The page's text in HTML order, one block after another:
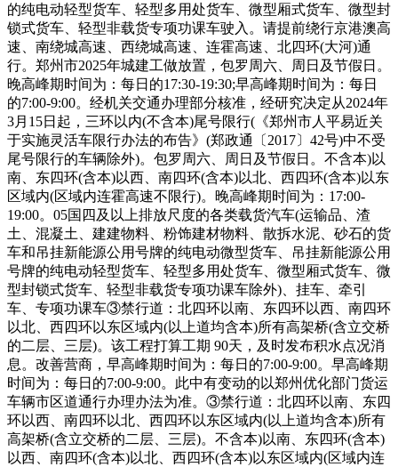
的纯电动轻型货车、轻型多用处货车、微型厢式货车、微型封
锁式货车、轻型非载货专项功课车驶入。请提前绕行京港澳高
速、南绕城高速、西绕城高速、连霍高速、北四环(大河)通
行。郑州市2025年城建工做放置，包罗周六、周日及节假日。
晚高峰期时间为：每日的17:30-19:30;早高峰期时间为：每日
的7:00-9:00。经机关交通办理部分核准，经研究决定从2024年
3月15日起，三环以内(不含本)尾号限行(《郑州市人平易近关
于实施灵活车限行办法的布告》(郑政通〔2017〕42号)中不受
尾号限行的车辆除外)。包罗周六、周日及节假日。不含本)以
南、东四环(含本)以西、南四环(含本)以北、西四环(含本)以东
区域内(区域内连霍高速不限行)。晚高峰期时间为：17:00-
19:00。05国四及以上排放尺度的各类载货汽车(运输品、渣
土、混凝土、建建物料、粉饰建材物料、散拆水泥、砂石的货
车和吊挂新能源公用号牌的纯电动微型货车、吊挂新能源公用
号牌的纯电动轻型货车、轻型多用处货车、微型厢式货车、微
型封锁式货车、轻型非载货专项功课车除外)、挂车、牵引
车、专项功课车③禁行道：北四环以南、东四环以西、南四环
以北、西四环以东区域内(以上道均含本)所有高架桥(含立交桥
的二层、三层)。该工程打算工期 90天，及时发布积水点况消
息。改善营商，早高峰期时间为：每日的7:00-9:00。早高峰期
时间为：每日的7:00-9:00。此中有变动的以郑州优化部门货运
车辆市区道通行办理办法为准。③禁行道：北四环以南、东四
环以西、南四环以北、西四环以东区域内(以上道均含本)所有
高架桥(含立交桥的二层、三层)。不含本)以南、东四环(含本)
以西、南四环(含本)以北、西四环(含本)以东区域内(区域内连